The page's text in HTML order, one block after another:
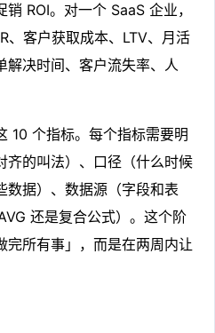
ROI。对一个 SaaS 企业，
、客户获取成本、LTV、月活
解决时间、客户流失率、人
10 个指标。每个指标需要明
齐的叫法）、口径（什么时候
数据）、数据源（字段和表
还是复合公式）。这个阶
完所有事」，而是在两周内让